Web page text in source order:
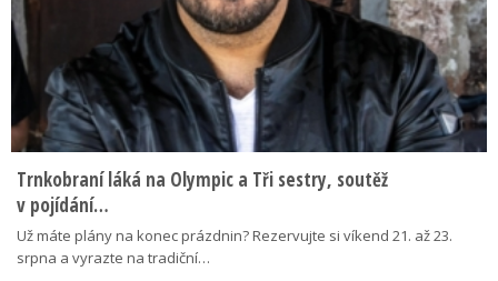
Trnkobraní láká na Olympic a Tři sestry, soutěž
v pojídání…
Už máte plány na konec prázdnin? Rezervujte si víkend 21. až 23.
srpna a vyrazte na tradiční…